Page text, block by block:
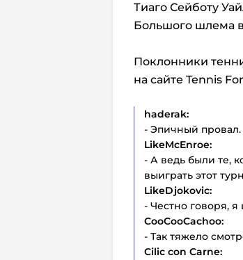
Тиаго Сейботу
Большого шлема
Поклонники
на сайте Tennis
haderak:
- Эпичный
LikeMcEnroe:
- А ведь были те,
выиграть этот
LikeDjokovic:
- Честно говоря,
CooCooCachoo:
- Так тяжело
Cilic con Carne: